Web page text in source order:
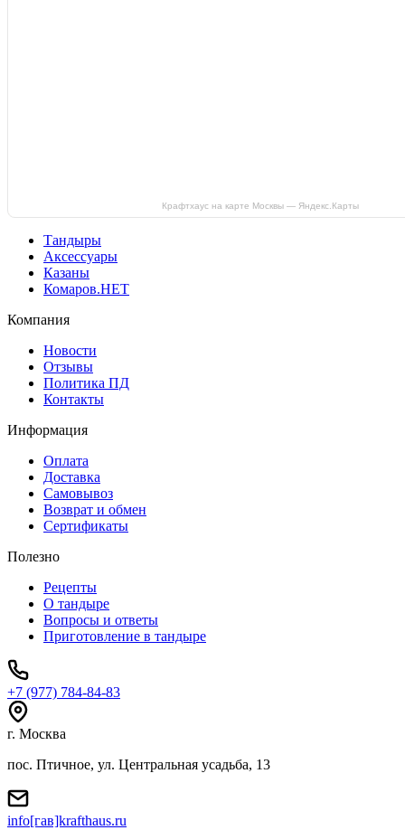
Крафтхаус на карте Москвы — Яндекс.Карты
Тандыры
Аксессуары
Казаны
Комаров.НЕТ
Компания
Новости
Отзывы
Политика ПД
Контакты
Информация
Оплата
Доставка
Самовывоз
Возврат и обмен
Сертификаты
Полезно
Рецепты
О тандыре
Вопросы и ответы
Приготовление в тандыре
+7 (977) 784-84-83
г. Москва
пос. Птичное, ул. Центральная усадьба, 13
info[гав]krafthaus.ru